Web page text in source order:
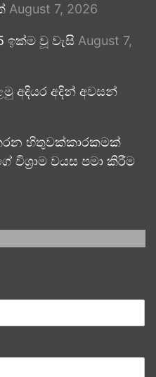
August 7, 2026
ඉක්ම වූ වැසි August 7,
අදියර අදින් අවසන්
හිතුවක්කාරකමක්
වයස පමා කිරීම